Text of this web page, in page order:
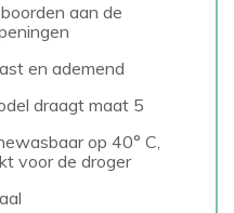
aan de
en ademend
draagt maat 5
op 40° C,
voor de droger